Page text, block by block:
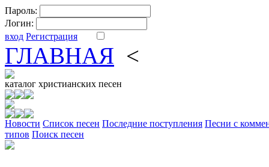
Пароль:
Логин:
вход Регистрация
ГЛАВНАЯ <
каталог христианских песен
Новости Cписок песен Последние поступления Песни с
типов Поиск песен